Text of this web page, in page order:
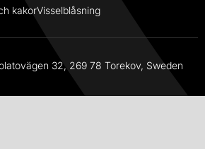
kakorVisselblåsning
32, 269 78 Torekov, Sweden